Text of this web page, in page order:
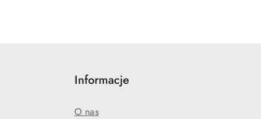
Informacje
O nas